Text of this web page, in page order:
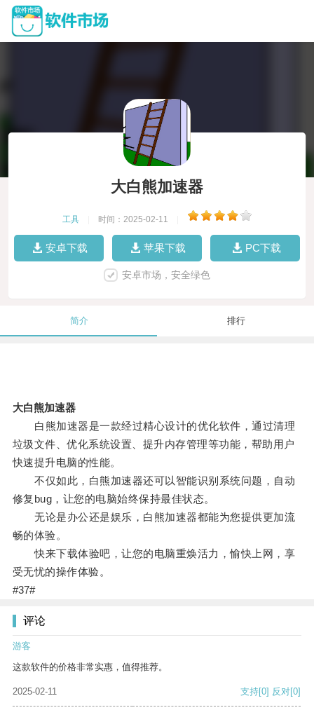
大白熊加速器
工具 时间：2025-02-11
安卓下载 苹果下载 PC下载
安卓市场，安全绿色
简介 排行
大白熊加速器
白熊加速器是一款经过精心设计的优化软件，通过清理
垃圾文件、优化系统设置、提升内存管理等功能，帮助用户
快速提升电脑的性能。
不仅如此，白熊加速器还可以智能识别系统问题，自动
修复bug，让您的电脑始终保持最佳状态。
无论是办公还是娱乐，白熊加速器都能为您提供更加流
畅的体验。
快来下载体验吧，让您的电脑重焕活力，愉快上网，享
受无忧的操作体验。
#37#
评论
游客
这款软件的价格非常实惠，值得推荐。
2025-02-11 支持[0] 反对[0]